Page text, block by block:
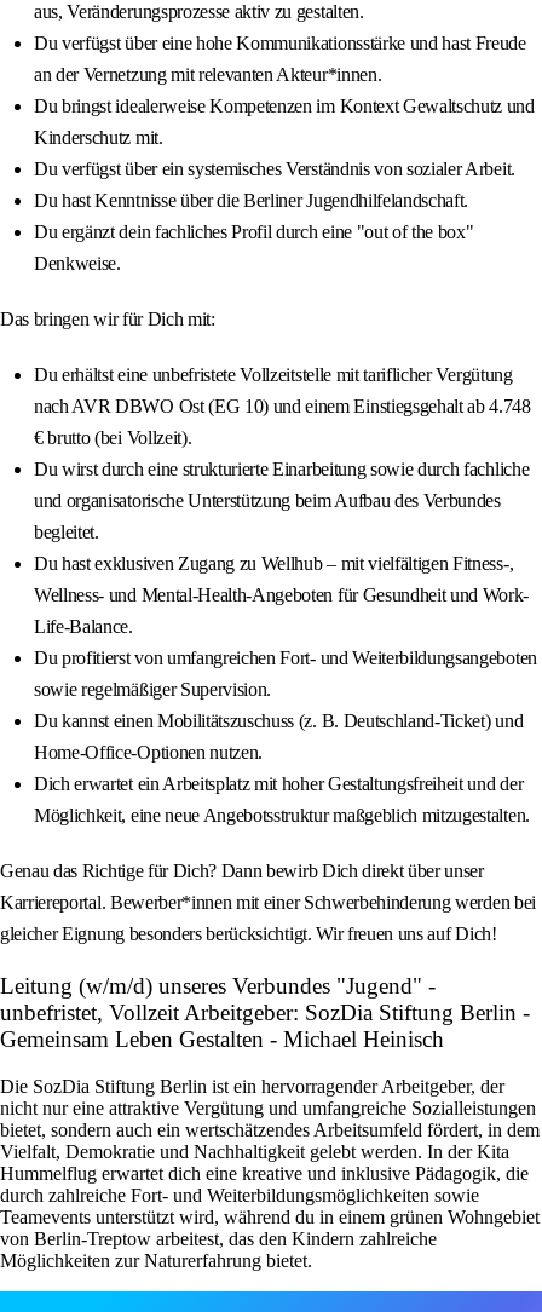
aus, Veränderungsprozesse aktiv zu gestalten.
Du verfügst über eine hohe Kommunikationsstärke und hast Freude
an der Vernetzung mit relevanten Akteur*innen.
Du bringst idealerweise Kompetenzen im Kontext Gewaltschutz und
Kinderschutz mit.
Du verfügst über ein systemisches Verständnis von sozialer Arbeit.
Du hast Kenntnisse über die Berliner Jugendhilfelandschaft.
Du ergänzt dein fachliches Profil durch eine "out of the box"
Denkweise.
Das bringen wir für Dich mit:
Du erhältst eine unbefristete Vollzeitstelle mit tariflicher Vergütung
nach AVR DBWO Ost (EG 10) und einem Einstiegsgehalt ab 4.748
€ brutto (bei Vollzeit).
Du wirst durch eine strukturierte Einarbeitung sowie durch fachliche
und organisatorische Unterstützung beim Aufbau des Verbundes
begleitet.
Du hast exklusiven Zugang zu Wellhub – mit vielfältigen Fitness-,
Wellness- und Mental-Health-Angeboten für Gesundheit und Work-
Life-Balance.
Du profitierst von umfangreichen Fort- und Weiterbildungsangeboten
sowie regelmäßiger Supervision.
Du kannst einen Mobilitätszuschuss (z. B. Deutschland-Ticket) und
Home-Office-Optionen nutzen.
Dich erwartet ein Arbeitsplatz mit hoher Gestaltungsfreiheit und der
Möglichkeit, eine neue Angebotsstruktur maßgeblich mitzugestalten.
Genau das Richtige für Dich? Dann bewirb Dich direkt über unser
Karriereportal. Bewerber*innen mit einer Schwerbehinderung werden bei
gleicher Eignung besonders berücksichtigt. Wir freuen uns auf Dich!
Leitung (w/m/d) unseres Verbundes "Jugend" -
unbefristet, Vollzeit Arbeitgeber: SozDia Stiftung Berlin -
Gemeinsam Leben Gestalten - Michael Heinisch
Die SozDia Stiftung Berlin ist ein hervorragender Arbeitgeber, der
nicht nur eine attraktive Vergütung und umfangreiche Sozialleistungen
bietet, sondern auch ein wertschätzendes Arbeitsumfeld fördert, in dem
Vielfalt, Demokratie und Nachhaltigkeit gelebt werden. In der Kita
Hummelflug erwartet dich eine kreative und inklusive Pädagogik, die
durch zahlreiche Fort- und Weiterbildungsmöglichkeiten sowie
Teamevents unterstützt wird, während du in einem grünen Wohngebiet
von Berlin-Treptow arbeitest, das den Kindern zahlreiche
Möglichkeiten zur Naturerfahrung bietet.